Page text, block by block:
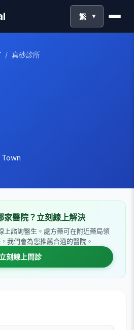
繁 ▼
/ 真砂診所
家醫院？立刻線上解決
上諮詢醫生。處方藥可在附近藥局領
我們會為您推薦合適的醫院。
立刻線上問診